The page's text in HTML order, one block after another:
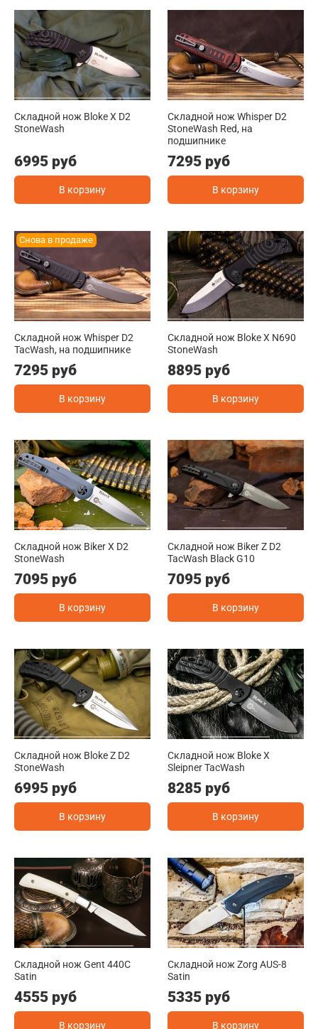
Складной нож Bloke X D2
StoneWash
6995 руб
В корзину
Складной нож Whisper D2
StoneWash Red, на
подшипнике
7295 руб
В корзину
Снова в продаже
Складной нож Whisper D2
TacWash, на подшипнике
7295 руб
В корзину
Складной нож Bloke X N690
StoneWash
8895 руб
В корзину
Складной нож Biker X D2
StoneWash
7095 руб
В корзину
Складной нож Biker Z D2
TacWash Black G10
7095 руб
В корзину
Складной нож Bloke Z D2
StoneWash
6995 руб
В корзину
Складной нож Bloke X
Sleipner TacWash
8285 руб
В корзину
Складной нож Gent 440C
Satin
4555 руб
В корзину
Складной нож Zorg AUS-8
Satin
5335 руб
В корзину